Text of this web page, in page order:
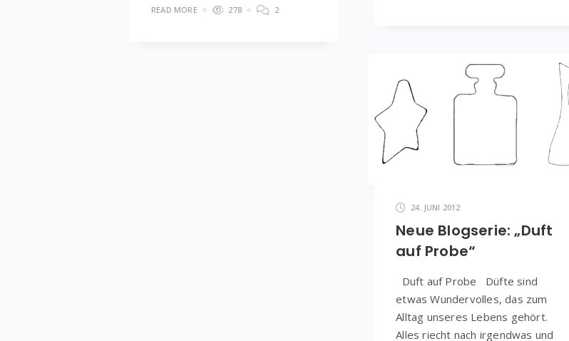
READ MORE 278 2
24. JUNI 2012
Neue Blogserie: „Duft
auf Probe“
Duft auf Probe Düfte sind
etwas Wundervolles, das zum
Alltag unseres Lebens gehört.
Alles riecht nach irgendwas und